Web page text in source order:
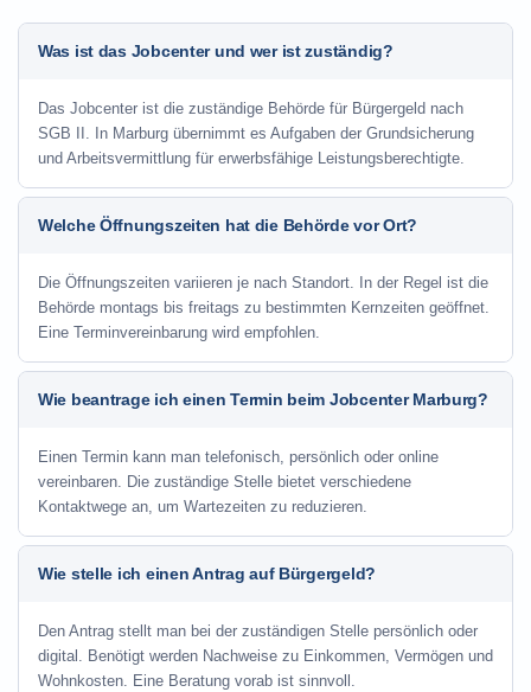
Was ist das Jobcenter und wer ist zuständig?
Das Jobcenter ist die zuständige Behörde für Bürgergeld nach
SGB II. In Marburg übernimmt es Aufgaben der Grundsicherung
und Arbeitsvermittlung für erwerbsfähige Leistungsberechtigte.
Welche Öffnungszeiten hat die Behörde vor Ort?
Die Öffnungszeiten variieren je nach Standort. In der Regel ist die
Behörde montags bis freitags zu bestimmten Kernzeiten geöffnet.
Eine Terminvereinbarung wird empfohlen.
Wie beantrage ich einen Termin beim Jobcenter Marburg?
Einen Termin kann man telefonisch, persönlich oder online
vereinbaren. Die zuständige Stelle bietet verschiedene
Kontaktwege an, um Wartezeiten zu reduzieren.
Wie stelle ich einen Antrag auf Bürgergeld?
Den Antrag stellt man bei der zuständigen Stelle persönlich oder
digital. Benötigt werden Nachweise zu Einkommen, Vermögen und
Wohnkosten. Eine Beratung vorab ist sinnvoll.